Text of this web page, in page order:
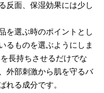
反面、保湿効果には少し
を選ぶ時のポイントとし
るものを選ぶようにしま
長持ちさせるだけでな
外部刺激から肌を守るバ
れる成分です。